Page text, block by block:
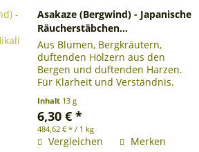
Asakaze (Bergwind) - Japanische
Räucherstäbchen...
Aus Blumen, Bergkräutern,
duftenden Hölzern aus den
Bergen und duftenden Harzen.
Für Klarheit und Verständnis.
Räucherstäbchen Länge der
Räucherstäbchen 13 cm
Brenndauer je Räucherstäbchen
ca. 25 Minuten...
Inhalt 13 g
6,30 € *
484,62 € * / 1 kg
Vergleichen Merken